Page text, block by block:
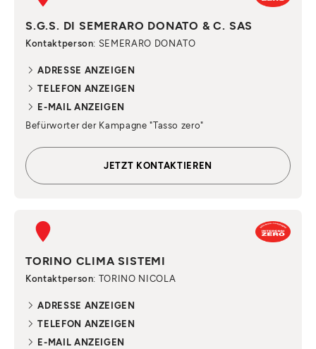
S.G.S. DI SEMERARO DONATO & C. SAS
Kontaktperson: SEMERARO DONATO
ADRESSE ANZEIGEN
TELEFON ANZEIGEN
E-MAIL ANZEIGEN
Befürworter der Kampagne "Tasso zero"
JETZT KONTAKTIEREN
TORINO CLIMA SISTEMI
Kontaktperson: TORINO NICOLA
ADRESSE ANZEIGEN
TELEFON ANZEIGEN
E-MAIL ANZEIGEN